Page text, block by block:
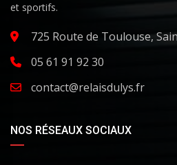
et sportifs.
725 Route de Toulouse,
05 61 91 92 30
contact@relaisdulys.fr
NOS RÉSEAUX SOCIAUX